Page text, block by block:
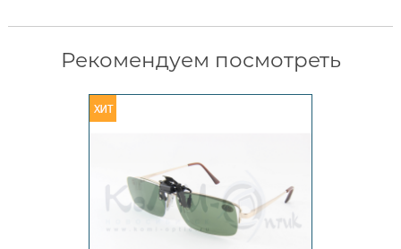
Рекомендуем посмотреть